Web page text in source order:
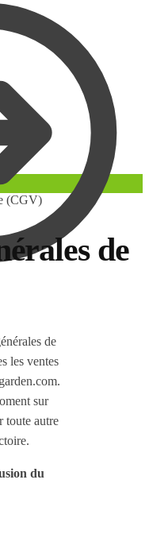
(CGV)
de
de
les ventes
sur
toute autre
du